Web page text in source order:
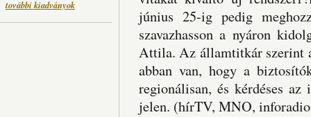
további kiadványok
június 25-ig pedig
szavazhasson a nyáron
Attila. Az államtitkár szerint
abban van, hogy a
regionálisan, és kérdéses
jelen. (hírTV, MNO,